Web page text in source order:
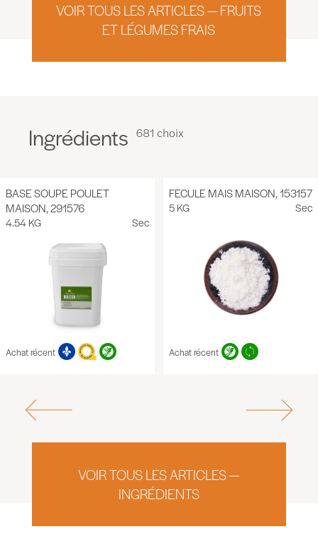
VOIR TOUS LES ARTICLES — FRUITS
ET LÉGUMES FRAIS
Ingrédients 681 choix
BASE SOUPE POULET
MAISON, 291576
4.54 KG Sec
Achat récent
FECULE MAIS MAISON, 153157
5 KG Sec
Achat récent
VOIR TOUS LES ARTICLES —
INGRÉDIENTS